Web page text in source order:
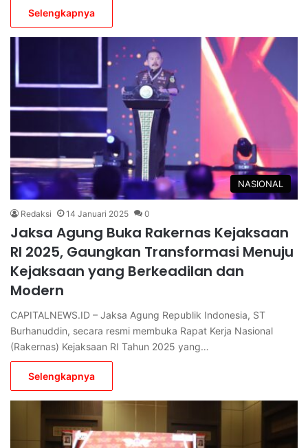
Selengkapnya
NASIONAL
Redaksi 14 Januari 2025 0
Jaksa Agung Buka Rakernas Kejaksaan
RI 2025, Gaungkan Transformasi Menuju
Kejaksaan yang Berkeadilan dan
Modern
CAPITALNEWS.ID – Jaksa Agung Republik Indonesia, ST
Burhanuddin, secara resmi membuka Rapat Kerja Nasional
(Rakernas) Kejaksaan RI Tahun 2025 yang…
Selengkapnya